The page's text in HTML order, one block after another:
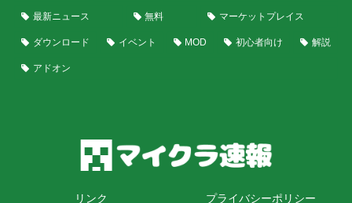
最新ニュース 無料 マーケットプレイス
ダウンロード イベント MOD 初心者向け 解説
アドオン
リンク プライバシーポリシー